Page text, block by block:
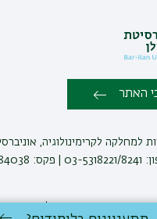
האתר
למחלקה לקרימינולוגיה,